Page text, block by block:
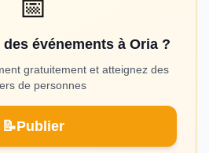
📅
événements à Oria ?
gratuitement et atteignez des
de personnes
📝Publier